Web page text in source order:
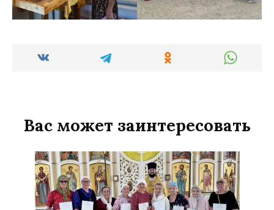
Вас может заинтересовать